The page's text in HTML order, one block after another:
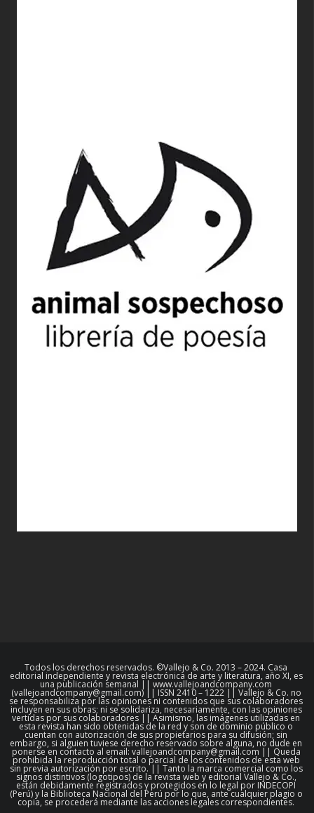
Todos los derechos reservados. ©Vallejo & Co. 2013 – 2024. Casa
editorial independiente y revista electrónica de arte y literatura, año XI, es
una publicación semanal || www.vallejoandcompany.com
(vallejoandcompany@gmail.com) || ISSN 2410 – 1222 || Vallejo & Co. no
se responsabiliza por las opiniones ni contenidos que sus colaboradores
incluyen en sus obras; ni se solidariza, necesariamente, con las opiniones
vertidas por sus colaboradores || Asimismo, las imágenes utilizadas en
esta revista han sido obtenidas de la red y son de dominio público o
cuentan con autorización de sus propietarios para su difusión; sin
embargo, si alguien tuviese derecho reservado sobre alguna, no dude en
ponerse en contacto al email: vallejoandcompany@gmail.com || Queda
prohibida la reproducción total o parcial de los contenidos de esta web
sin previa autorización por escrito. || Tanto la marca comercial como los
signos distintivos (logotipos) de la revista web y editorial Vallejo & Co.,
están debidamente registrados y protegidos en lo legal por INDECOPI
(Perú) y la Biblioteca Nacional del Perú por lo que, ante cualquier plagio o
copia, se procederá mediante las acciones legales correspondientes.